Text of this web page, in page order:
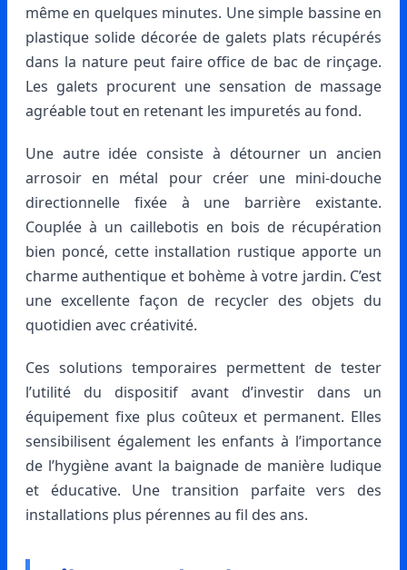
même en quelques minutes. Une simple bassine en
plastique solide décorée de galets plats récupérés
dans la nature peut faire office de bac de rinçage.
Les galets procurent une sensation de massage
agréable tout en retenant les impuretés au fond.
Une autre idée consiste à détourner un ancien
arrosoir en métal pour créer une mini-douche
directionnelle fixée à une barrière existante.
Couplée à un caillebotis en bois de récupération
bien poncé, cette installation rustique apporte un
charme authentique et bohème à votre jardin. C’est
une excellente façon de recycler des objets du
quotidien avec créativité.
Ces solutions temporaires permettent de tester
l’utilité du dispositif avant d’investir dans un
équipement fixe plus coûteux et permanent. Elles
sensibilisent également les enfants à l’importance
de l’hygiène avant la baignade de manière ludique
et éducative. Une transition parfaite vers des
installations plus pérennes au fil des ans.